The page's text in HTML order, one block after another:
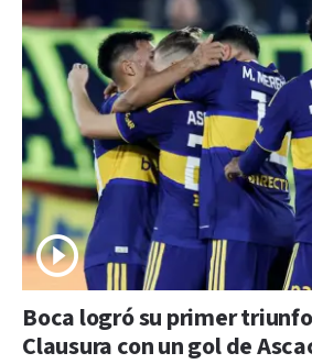
Boca logró su primer
Clausura con un gol de